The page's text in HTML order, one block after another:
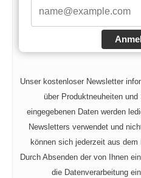
Unser kostenloser Newsletter
über Produktneuheiten
eingegebenen Daten werden
Newsletters verwendet und
können sich jederzeit aus
Durch Absenden der von Ihnen
die Datenverarbeitung